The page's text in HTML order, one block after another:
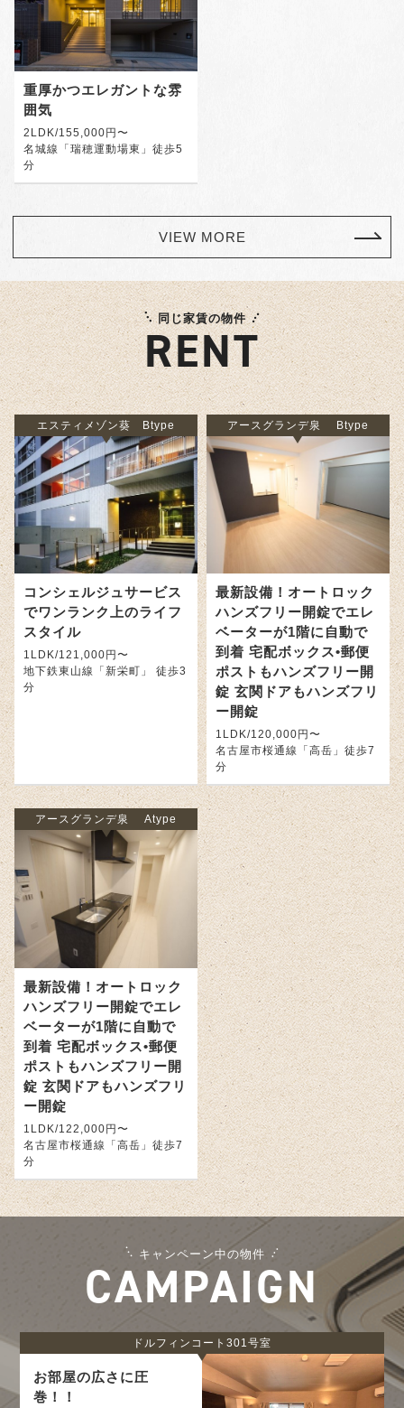
重厚かつエレガントな雰
囲気
2LDK/155,000円〜
名城線「瑞穂運動場東」徒歩5
分
VIEW MORE
同じ家賃の物件
RENT
エスティメゾン葵 Btype
コンシェルジュサービス
でワンランク上のライフ
スタイル
1LDK/121,000円〜
地下鉄東山線「新栄町」 徒歩3
分
アースグランデ泉 Btype
最新設備！オートロック
ハンズフリー開錠でエレ
ベーターが1階に自動で
到着 宅配ボックス•郵便
ポストもハンズフリー開
錠 玄関ドアもハンズフリ
ー開錠
1LDK/120,000円〜
名古屋市桜通線「高岳」徒歩7
分
アースグランデ泉 Atype
最新設備！オートロック
ハンズフリー開錠でエレ
ベーターが1階に自動で
到着 宅配ボックス•郵便
ポストもハンズフリー開
錠 玄関ドアもハンズフリ
ー開錠
1LDK/122,000円〜
名古屋市桜通線「高岳」徒歩7
分
キャンペーン中の物件
CAMPAIGN
ドルフィンコート301号室
お部屋の広さに圧
巻！！